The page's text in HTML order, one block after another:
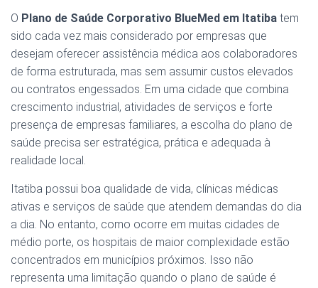
O Plano de Saúde Corporativo BlueMed em Itatiba tem
sido cada vez mais considerado por empresas que
desejam oferecer assistência médica aos colaboradores
de forma estruturada, mas sem assumir custos elevados
ou contratos engessados. Em uma cidade que combina
crescimento industrial, atividades de serviços e forte
presença de empresas familiares, a escolha do plano de
saúde precisa ser estratégica, prática e adequada à
realidade local.
Itatiba possui boa qualidade de vida, clínicas médicas
ativas e serviços de saúde que atendem demandas do dia
a dia. No entanto, como ocorre em muitas cidades de
médio porte, os hospitais de maior complexidade estão
concentrados em municípios próximos. Isso não
representa uma limitação quando o plano de saúde é